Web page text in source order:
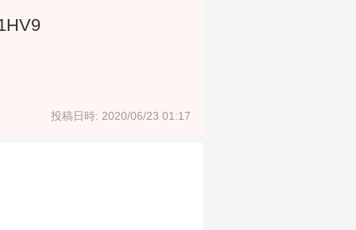
投稿日時: 2020/06/23 01:17